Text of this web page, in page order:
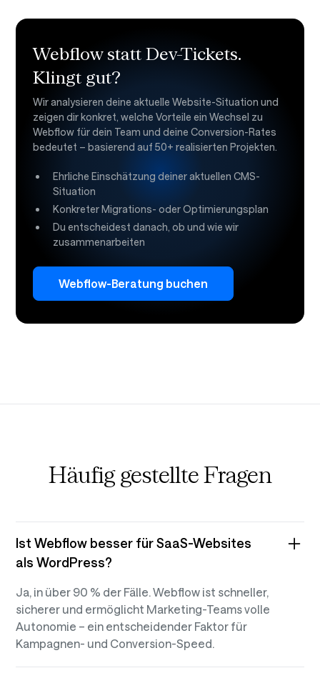
Webflow statt Dev-Tickets.
Klingt gut?
Wir analysieren deine aktuelle Website-Situation und
zeigen dir konkret, welche Vorteile ein Wechsel zu
Webflow für dein Team und deine Conversion-Rates
bedeutet – basierend auf 50+ realisierten Projekten.
Ehrliche Einschätzung deiner aktuellen CMS-
Situation
Konkreter Migrations- oder Optimierungsplan
Du entscheidest danach, ob und wie wir
zusammenarbeiten
Webflow-Beratung buchen
Häufig gestellte Fragen
Ist Webflow besser für SaaS-Websites
als WordPress?
Ja, in über 90 % der Fälle. Webflow ist schneller,
sicherer und ermöglicht Marketing-Teams volle
Autonomie – ein entscheidender Faktor für
Kampagnen- und Conversion-Speed.